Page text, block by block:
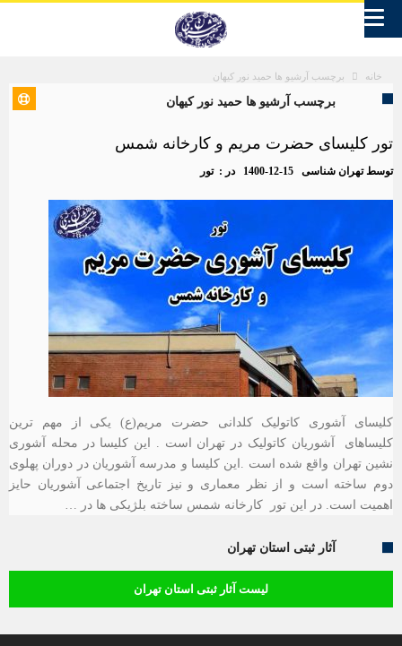
خانه برچسب آرشیو ها حمید نور کیهان
برچسب آرشیو ها حمید نور کیهان
تور کلیسای حضرت مریم و کارخانه شمس
توسطتهران شناسی 1400-12-15 در :تور
کلیسای آشوری کاتولیک کلدانی حضرت مریم(ع) یکی از مهم ترین
کلیساهای آشوریان کاتولیک در تهران است . این کلیسا در محله آشوری
نشین تهران واقع شده است .این کلیسا و مدرسه آشوریان در دوران پهلوی
دوم ساخته است و از نظر معماری و نیز تاریخ اجتماعی آشوریان حایز
اهمیت است. در این تور کارخانه شمس ساخته بلژیکی ها در …
آثار ثبتی استان تهران
لیست آثار ثبتی استان تهران